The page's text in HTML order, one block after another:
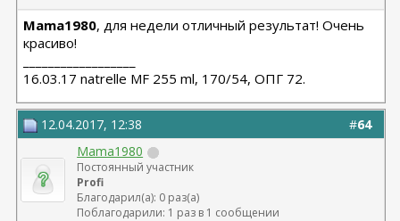
Mama1980, для недели отличный результат! Очень
красиво!
16.03.17 natrelle MF 255 ml, 170/54, ОПГ 72.
#64
12.04.2017, 12:38
Mama1980
Постоянный участник
Profi
Благодарил(а): 0 раз(а)
Поблагодарили: 1 раз в 1 сообщении